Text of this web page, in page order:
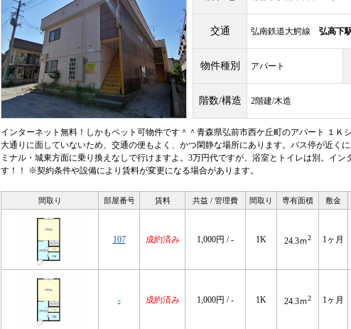
交通 弘南鉄道大鰐線 弘高下
物件種別 アパート
階数/構造 2階建/木造
インターネット無料！しかもペット可物件です＾＾青森県弘前市西ケ丘町のアパート １Ｋ
大通りに面していないため、交通の便もよく、かつ閑静な場所にあります。バス停が近く
ミナル・城東方面に乗り換えなしで行けますよ。3万円代ですが、浴室とトイレは別。イ
す！！ ※契約条件や設備により賃料が変更になる場合があります。
間取り 部屋番号 賃料 共益 / 管理費 間取り 専有面積 敷金
107 成約済み 1,000円 / - 1K 24.3ｍ2 1ヶ月
- 成約済み 1,000円 / - 1K 24.3ｍ2 1ヶ月